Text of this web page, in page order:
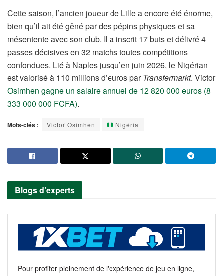
Cette saison, l’ancien joueur de Lille a encore été énorme,
bien qu’il ait été gêné par des pépins physiques et sa
mésentente avec son club. Il a inscrit 17 buts et délivré 4
passes décisives en 32 matchs toutes compétitions
confondues. Lié à Naples jusqu’en juin 2026, le Nigérian
est valorisé à 110 millions d’euros par Transfermarkt. Victor
Osimhen gagne un salaire annuel de 12 820 000 euros (8
333 000 000 FCFA).
Mots-clés : Victor Osimhen Nigéria
Blogs d’experts
Pour profiter pleinement de l'expérience de jeu en ligne,